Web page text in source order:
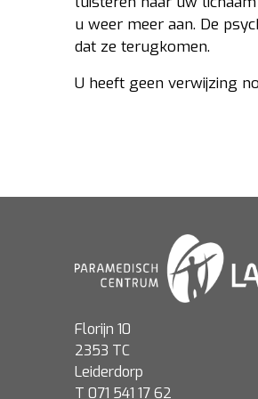
u weer meer aan. De
dat ze terugkomen.
U heeft geen verwijzing
Florijn 10
2353 TC
Leiderdorp
T 071 541 17 62